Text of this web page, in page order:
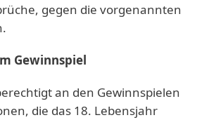
gegen die vorgenannten
Gewinnspiel
an den Gewinnspielen
die das 18. Lebensjahr